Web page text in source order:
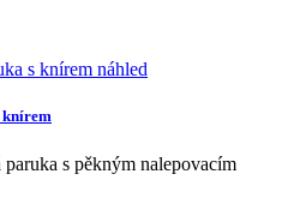
náhled
knírem
paruka s pěkným nalepovacím